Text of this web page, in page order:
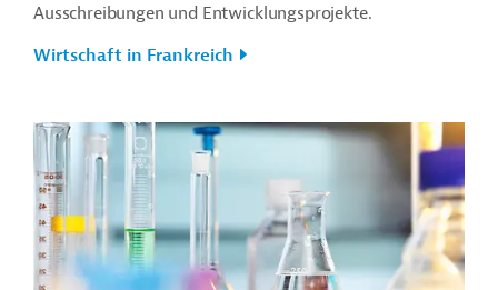
Ausschreibungen und Entwicklungsprojekte.
Wirtschaft in Frankreich